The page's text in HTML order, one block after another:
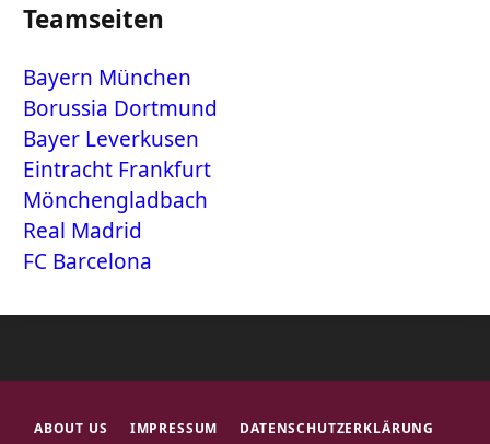
Teamseiten
Bayern München
Borussia Dortmund
Bayer Leverkusen
Eintracht Frankfurt
Mönchengladbach
Real Madrid
FC Barcelona
ABOUT US IMPRESSUM DATENSCHUTZERKLÄRUNG